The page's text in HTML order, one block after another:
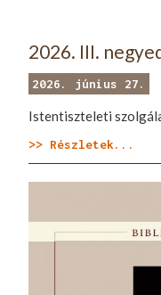
2026. III.
2026. június 27.
Istentiszteleti
>> Részletek...